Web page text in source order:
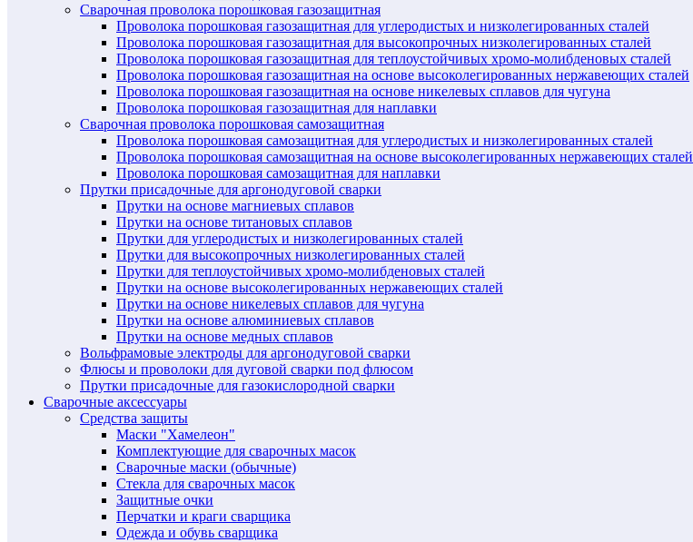
Сварочная проволока порошковая газозащитная
Проволока порошковая газозащитная для углеродистых и низколегированных сталей
Проволока порошковая газозащитная для высокопрочных низколегированных сталей
Проволока порошковая газозащитная для теплоустойчивых хромо-молибденовых сталей
Проволока порошковая газозащитная на основе высоколегированных нержавеющих сталей
Проволока порошковая газозащитная на основе никелевых сплавов для чугуна
Проволока порошковая газозащитная для наплавки
Сварочная проволока порошковая самозащитная
Проволока порошковая самозащитная для углеродистых и низколегированных сталей
Проволока порошковая самозащитная на основе высоколегированных нержавеющих сталей
Проволока порошковая самозащитная для наплавки
Прутки присадочные для аргонодуговой сварки
Прутки на основе магниевых сплавов
Прутки на основе титановых сплавов
Прутки для углеродистых и низколегированных сталей
Прутки для высокопрочных низколегированных сталей
Прутки для теплоустойчивых хромо-молибденовых сталей
Прутки на основе высоколегированных нержавеющих сталей
Прутки на основе никелевых сплавов для чугуна
Прутки на основе алюминиевых сплавов
Прутки на основе медных сплавов
Вольфрамовые электроды для аргонодуговой сварки
Флюсы и проволоки для дуговой сварки под флюсом
Прутки присадочные для газокислородной сварки
Сварочные аксессуары
Средства защиты
Маски "Хамелеон"
Комплектующие для сварочных масок
Сварочные маски (обычные)
Стекла для сварочных масок
Защитные очки
Перчатки и краги сварщика
Одежда и обувь сварщика